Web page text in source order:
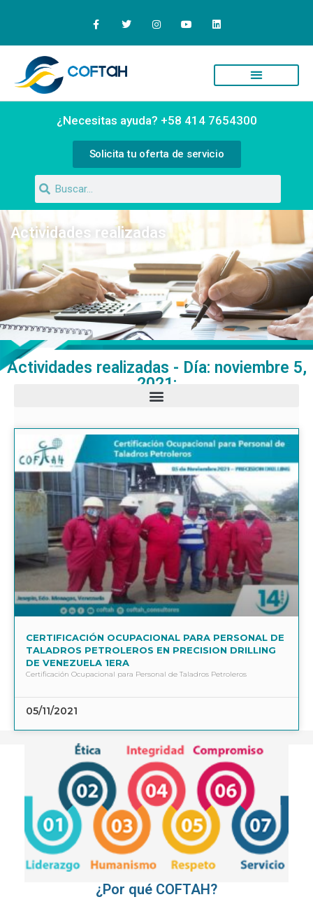
¿Necesitas ayuda? +58 414 7654300
Solicita tu oferta de servicio
Actividades realizadas
Actividades realizadas - Día: noviembre 5,
2021:
CERTIFICACIÓN OCUPACIONAL PARA PERSONAL DE
TALADROS PETROLEROS EN PRECISION DRILLING
DE VENEZUELA 1ERA
Certificación Ocupacional para Personal de Taladros Petroleros
05/11/2021
¿Por qué COFTAH?